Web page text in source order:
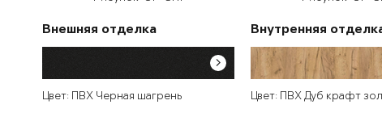
Внешняя отделка
Цвет: ПВХ Черная шагрень
Внутренняя
Цвет: ПВХ Дуб крафт